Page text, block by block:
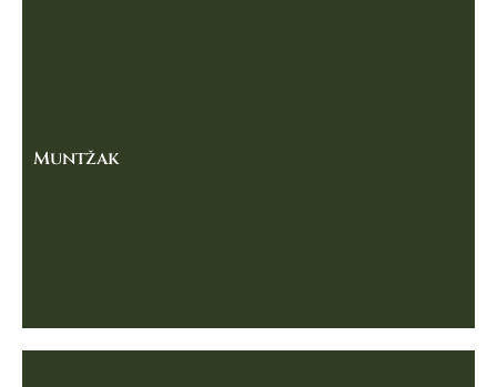
Muntžak